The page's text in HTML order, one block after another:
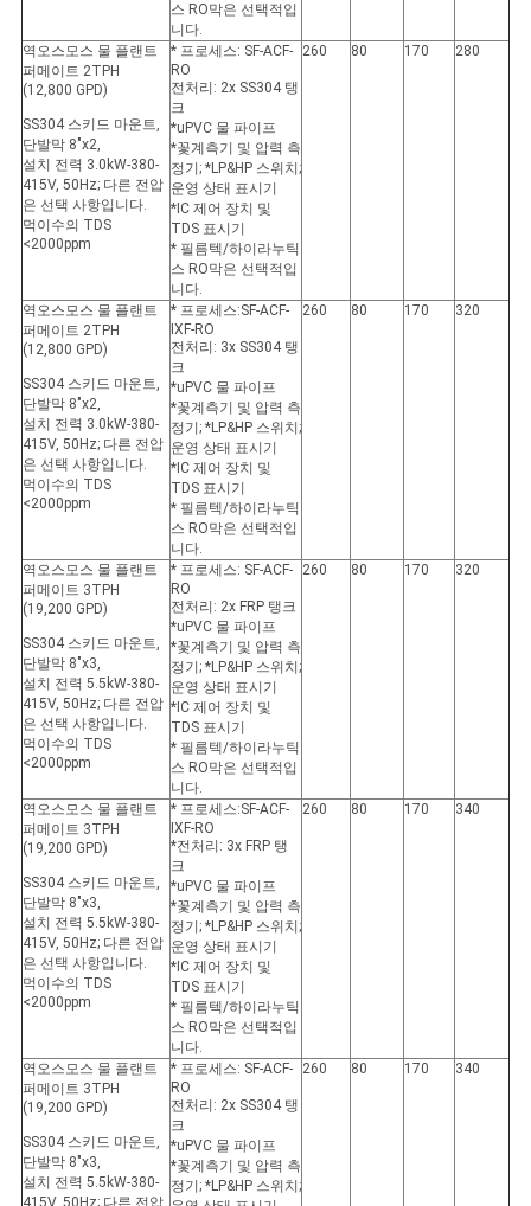
스 RO막은 선택적입
니다.
역오스모스 물 플랜트
퍼메이트 2TPH
(12,800 GPD)
SS304 스키드 마운트,
단발막 8"x2,
설치 전력 3.0kW-380-
415V, 50Hz; 다른 전압
은 선택 사항입니다.
먹이수의 TDS
<2000ppm
* 프로세스: SF-ACF-
RO
전처리: 2x SS304 탱
크
*uPVC 물 파이프
*꽃계측기 및 압력 측
정기; *LP&HP 스위치;
운영 상태 표시기
*IC 제어 장치 및
TDS 표시기
* 필름텍/하이라누틱
스 RO막은 선택적입
니다.
260 80 170 280
역오스모스 물 플랜트
퍼메이트 2TPH
(12,800 GPD)
SS304 스키드 마운트,
단발막 8"x2,
설치 전력 3.0kW-380-
415V, 50Hz; 다른 전압
은 선택 사항입니다.
먹이수의 TDS
<2000ppm
* 프로세스:SF-ACF-
IXF-RO
전처리: 3x SS304 탱
크
*uPVC 물 파이프
*꽃계측기 및 압력 측
정기; *LP&HP 스위치;
운영 상태 표시기
*IC 제어 장치 및
TDS 표시기
* 필름텍/하이라누틱
스 RO막은 선택적입
니다.
260 80 170 320
역오스모스 물 플랜트
퍼메이트 3TPH
(19,200 GPD)
SS304 스키드 마운트,
단발막 8"x3,
설치 전력 5.5kW-380-
415V, 50Hz; 다른 전압
은 선택 사항입니다.
먹이수의 TDS
<2000ppm
* 프로세스: SF-ACF-
RO
전처리: 2x FRP 탱크
*uPVC 물 파이프
*꽃계측기 및 압력 측
정기; *LP&HP 스위치;
운영 상태 표시기
*IC 제어 장치 및
TDS 표시기
* 필름텍/하이라누틱
스 RO막은 선택적입
니다.
260 80 170 320
역오스모스 물 플랜트
퍼메이트 3TPH
(19,200 GPD)
SS304 스키드 마운트,
단발막 8"x3,
설치 전력 5.5kW-380-
415V, 50Hz; 다른 전압
은 선택 사항입니다.
먹이수의 TDS
<2000ppm
* 프로세스:SF-ACF-
IXF-RO
*전처리: 3x FRP 탱
크
*uPVC 물 파이프
*꽃계측기 및 압력 측
정기; *LP&HP 스위치;
운영 상태 표시기
*IC 제어 장치 및
TDS 표시기
* 필름텍/하이라누틱
스 RO막은 선택적입
니다.
260 80 170 340
역오스모스 물 플랜트
퍼메이트 3TPH
(19,200 GPD)
SS304 스키드 마운트,
단발막 8"x3,
설치 전력 5.5kW-380-
* 프로세스: SF-ACF-
RO
전처리: 2x SS304 탱
크
*uPVC 물 파이프
*꽃계측기 및 압력 측
정기; *LP&HP 스위치;
260 80 170 340